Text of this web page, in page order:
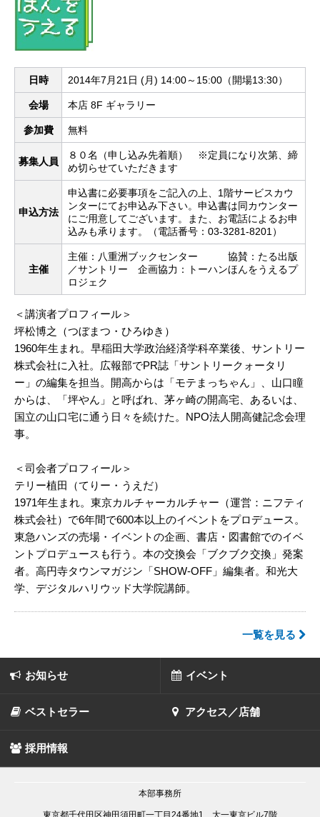
日時 2014年7月21日 (月) 14:00～15:00（開場13:30）
会場 本店 8F ギャラリー
参加費 無料
募集人員
８０名（申し込み先着順） ※定員になり次第、締
め切らせていただきます
申込方法
申込書に必要事項をご記入の上、1階サービスカウ
ンターにてお申込み下さい。申込書は同カウンター
にご用意してございます。また、お電話によるお申
込みも承ります。（電話番号：03-3281-8201）
主催
主催：八重洲ブックセンター 協賛：たる出版
／サントリー 企画協力：トーハンほんをうえるプ
ロジェク
＜講演者プロフィール＞
坪松博之（つぼまつ・ひろゆき）
1960年生まれ。早稲田大学政治経済学科卒業後、サントリー
株式会社に入社。広報部でPR誌「サントリークォータリ
ー」の編集を担当。開高からは「モテまっちゃん」、山口瞳
からは、「坪やん」と呼ばれ、茅ヶ崎の開高宅、あるいは、
国立の山口宅に通う日々を続けた。NPO法人開高健記念会理
事。
＜司会者プロフィール＞
テリー植田（てりー・うえだ）
1971年生まれ。東京カルチャーカルチャー（運営：ニフティ
株式会社）で6年間で600本以上のイベントをプロデュース。
東急ハンズの売場・イベントの企画、書店・図書館でのイベ
ントプロデュースも行う。本の交換会「ブクブク交換」発案
者。高円寺タウンマガジン「SHOW-OFF」編集者。和光大
学、デジタルハリウッド大学院講師。
一覧を見る
お知らせ イベント
ベストセラー アクセス／店舗
採用情報
本部事務所
東京都千代田区神田須田町一丁目24番地1 大一東京ビル7階